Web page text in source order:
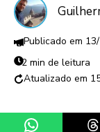
2 min de leitura
Share on